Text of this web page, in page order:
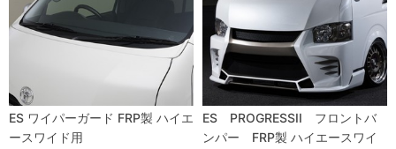
ES ワイパーガード FRP製 ハイエ
ースワイド用
ES PROGRESSII フロントバ
ンパー FRP製 ハイエースワイ